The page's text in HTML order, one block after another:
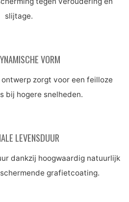
slijtage.
VORM
zorgt voor een feilloze
bij hogere snelheden.
LEVENSDUUR
dankzij hoogwaardig natuurlijk
grafietcoating.